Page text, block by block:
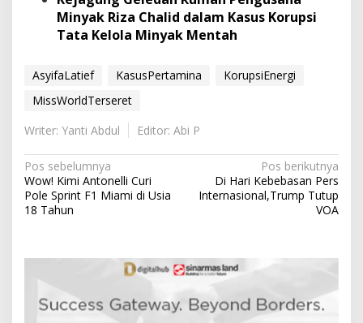
Minyak Riza Chalid dalam Kasus Korupsi
Tata Kelola Minyak Mentah
AsyifaLatief KasusPertamina
KorupsiEnergi
MissWorldTerseret
Writer: Yanti Abdul
Editor: Abi P
N
a
v
g
Pos sebelumnya
Wow! Kimi Antonelli Curi
Pole Sprint F1 Miami di Usia
18 Tahun
Pos berikutnya
Di Hari Kebebasan Pers
Internasional,Trump Tutup
VOA